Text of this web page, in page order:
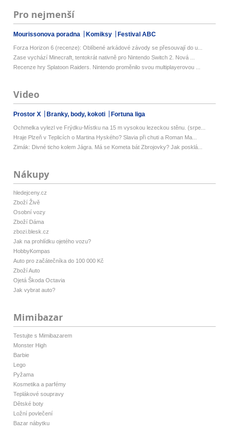
Pro nejmenší
Mourissonova poradna Komiksy Festival ABC
Forza Horizon 6 (recenze): Oblíbené arkádové závody se přesouvají do u...
Zase vychází Minecraft, tentokrát nativně pro Nintendo Switch 2. Nová ...
Recenze hry Splatoon Raiders. Nintendo proměnilo svou multiplayerovou ...
Video
Prostor X Branky, body, kokoti Fortuna liga
Ochmelka vylezl ve Frýdku-Místku na 15 m vysokou lezeckou stěnu. (srpe...
Hraje Plzeň v Teplicích o Martina Hyského? Slavia při chuti a Roman Ma...
Zimák: Divné ticho kolem Jágra. Má se Kometa bát Zbrojovky? Jak posklá...
Nákupy
hledejceny.cz
Zboží Živě
Osobní vozy
Zboží Dáma
zbozi.blesk.cz
Jak na prohlídku ojetého vozu?
HobbyKompas
Auto pro začátečníka do 100 000 Kč
Zboží Auto
Ojetá Škoda Octavia
Jak vybrat auto?
Mimibazar
Testujte s Mimibazarem
Monster High
Barbie
Lego
Pyžama
Kosmetika a parfémy
Teplákové soupravy
Dětské boty
Ložní povlečení
Bazar nábytku